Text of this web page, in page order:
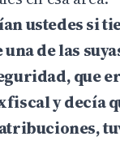
ustedes si
de las
que
y decía